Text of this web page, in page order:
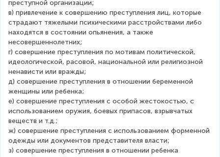
преступной организации;
в) привлечение к совершению преступления лиц, которые
страдают тяжелыми психическими расстройствами либо
находятся в состоянии опьянения, а также
несовершеннолетних;
г) совершение преступления по мотивам политической,
идеологической, расовой, национальной или религиозной
ненависти или вражды;
д) совершение преступления в отношении беременной
женщины или ребенка;
е) совершение преступления с особой жестокостью, с
использованием оружия, боевых припасов, взрывчатых
веществ и т.д.;
ж) совершение преступления с использованием форменной
одежды или документов представителя власти;
з) совершение преступления в отношении ребенка